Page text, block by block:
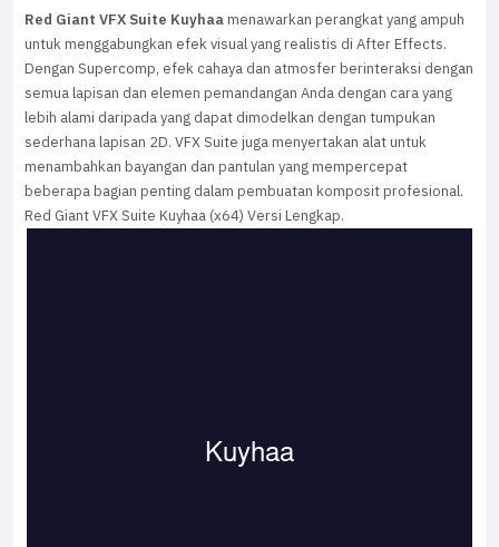
Red Giant VFX Suite Kuyhaamenawarkan perangkat yang ampuh
untuk menggabungkan efek visual yang realistis di After Effects.
Dengan Supercomp, efek cahaya dan atmosfer berinteraksi dengan
semua lapisan dan elemen pemandangan Anda dengan cara yang
lebih alami daripada yang dapat dimodelkan dengan tumpukan
sederhana lapisan 2D. VFX Suite juga menyertakan alat untuk
menambahkan bayangan dan pantulan yang mempercepat
beberapa bagian penting dalam pembuatan komposit profesional.
Red Giant VFX Suite Kuyhaa (x64) Versi Lengkap.